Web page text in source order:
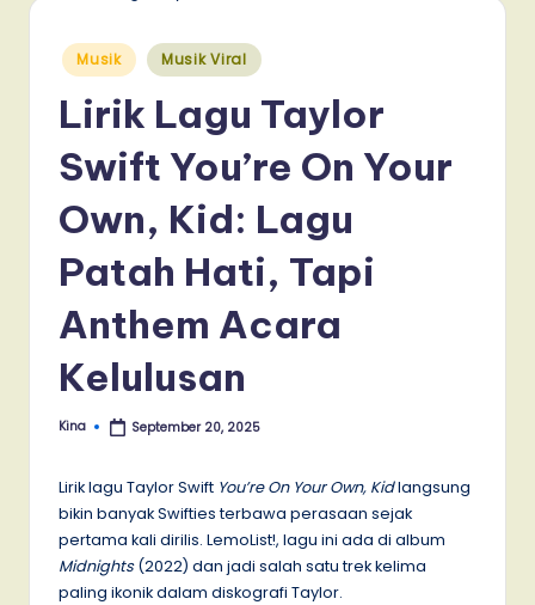
Posted
in
Musik Musik Viral
Lirik Lagu Taylor
Swift You’re On Your
Own, Kid: Lagu
Patah Hati, Tapi
Anthem Acara
Kelulusan
Posted
Kina September 20, 2025
Lirik lagu Taylor Swift You’re On Your Own, Kidlangsung
bikin banyak Swifties terbawa perasaan sejak
pertama kali dirilis. LemoList!, lagu ini ada di album
Midnights(2022) dan jadi salah satu trek kelima
paling ikonik dalam diskografi Taylor.